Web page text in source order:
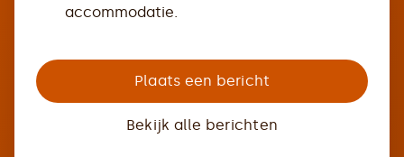
accommodatie.
Plaats een bericht
Bekijk alle berichten